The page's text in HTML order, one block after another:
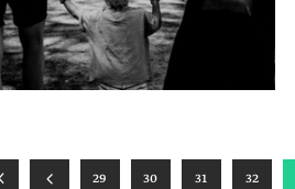
29 30 31 32